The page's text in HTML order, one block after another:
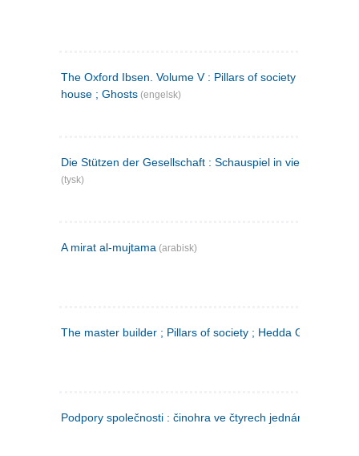
The Oxford Ibsen. Volume V : Pillars of society ; A doll's
house ; Ghosts (engelsk)
Die Stützen der Gesellschaft : Schauspiel in vier Aufzügen
(tysk)
A mirat al-mujtama (arabisk)
The master builder ; Pillars of society ; Hedda Gabler
Podpory společnosti : činohra ve čtyrech jednáních